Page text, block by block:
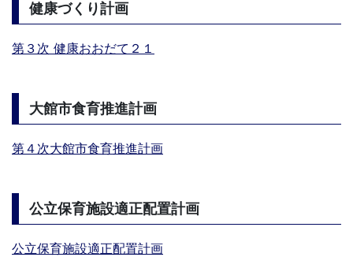
健康づくり計画
第３次 健康おおだて２１
大館市食育推進計画
第４次大館市食育推進計画
公立保育施設適正配置計画
公立保育施設適正配置計画